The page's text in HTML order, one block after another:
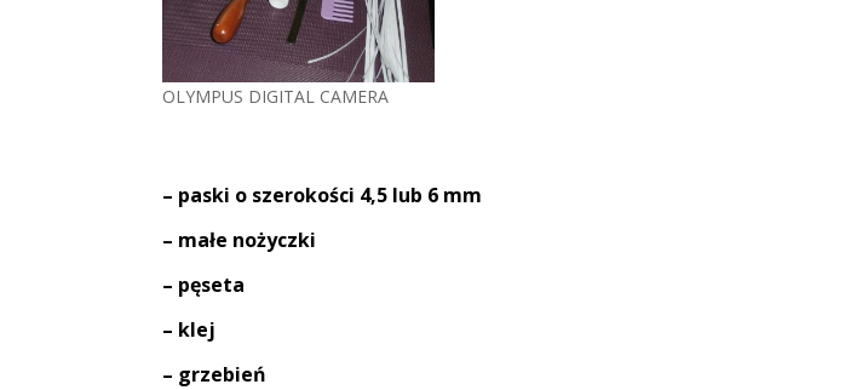
OLYMPUS DIGITAL CAMERA
– paski o szerokości 4,5 lub 6 mm
– małe nożyczki
– pęseta
– klej
– grzebień